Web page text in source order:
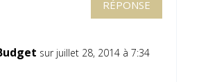
RÉPONSE
sur juillet 28, 2014 à 7:34